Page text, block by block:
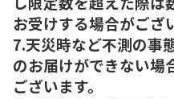
お受けする場合がござ
7.天災時など不測の事
のお届けができない場
ございます。